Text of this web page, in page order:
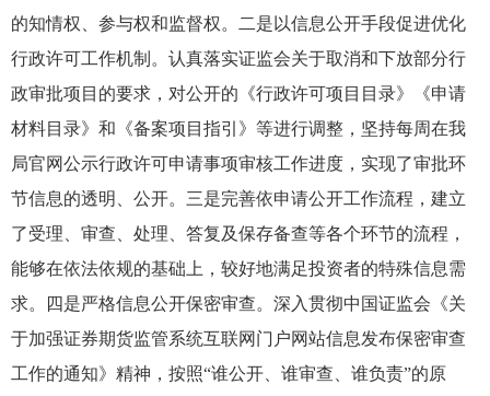
的知情权、参与权和监督权。二是以信息公开手段促进优化
行政许可工作机制。认真落实证监会关于取消和下放部分行
政审批项目的要求，对公开的《行政许可项目目录》《申请
材料目录》和《备案项目指引》等进行调整，坚持每周在我
局官网公示行政许可申请事项审核工作进度，实现了审批环
节信息的透明、公开。三是完善依申请公开工作流程，建立
了受理、审查、处理、答复及保存备查等各个环节的流程，
能够在依法依规的基础上，较好地满足投资者的特殊信息需
求。四是严格信息公开保密审查。深入贯彻中国证监会《关
于加强证券期货监管系统互联网门户网站信息发布保密审查
工作的通知》精神，按照“谁公开、谁审查、谁负责”的原